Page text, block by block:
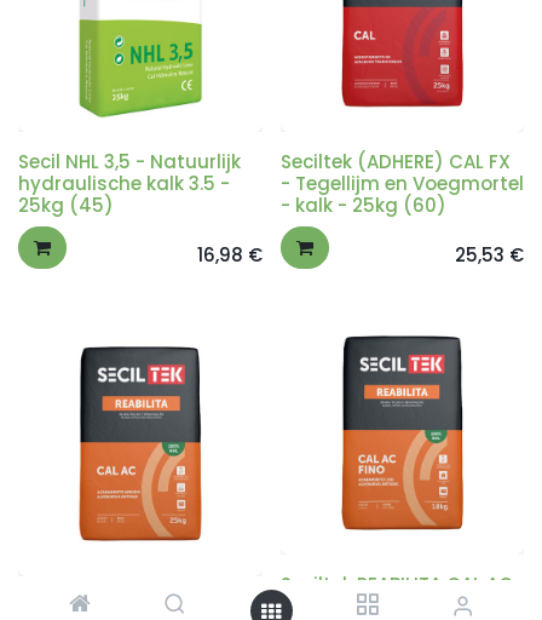
Secil NHL 3,5 - Natuurlijk
hydraulische kalk 3.5 -
25kg (45)
16,98 €
Seciltek (ADHERE) CAL FX
- Tegellijm en Voegmortel
- kalk - 25kg (60)
25,53 €
Reabilita Cal AC (beige) -
Seciltek REABILITA CAL AC
Fino (beige) -